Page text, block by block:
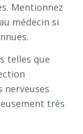
Mentionnez
médecin si
telles que
nerveuses
très